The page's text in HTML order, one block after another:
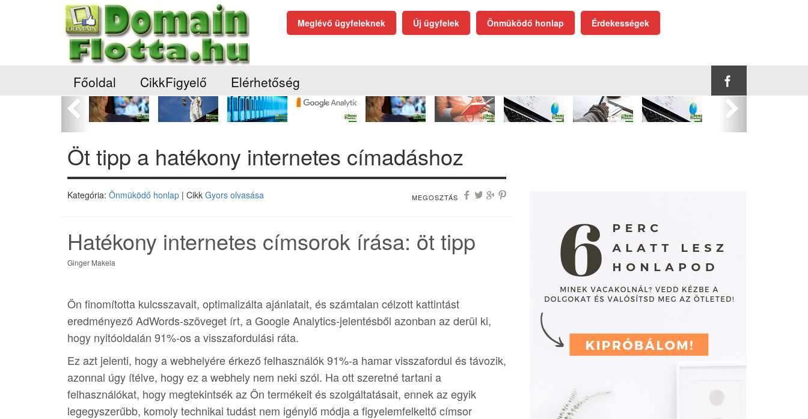
Meglévő ügyfeleknek Új ügyfelek Önmüködő honlap Érdekességek
Főoldal CikkFigyelő Elérhetőség
Előző Következő
Öt tipp a hatékony internetes címadáshoz
Kategória: Önmüködő honlap | Cikk Gyors olvasása MEGOSZTÁS
Hatékony internetes címsorok írása: öt tipp
Ginger Makela
Ön finomította kulcsszavait, optimalizálta ajánlatait, és számtalan célzott kattintást
eredményező AdWords-szöveget írt, a Google Analytics-jelentésből azonban az derül ki,
hogy nyitóoldalán 91%-os a visszafordulási ráta.
Ez azt jelenti, hogy a webhelyére érkező felhasználók 91%-a hamar visszafordul és távozik,
azonnal úgy ítélve, hogy ez a webhely nem neki szól. Ha ott szeretné tartani a
felhasználókat, hogy megtekintsék az Ön termékeit és szolgáltatásait, ennek az egyik
legegyszerűbb, komoly technikai tudást nem igénylő módja a figyelemfelkeltő címsor